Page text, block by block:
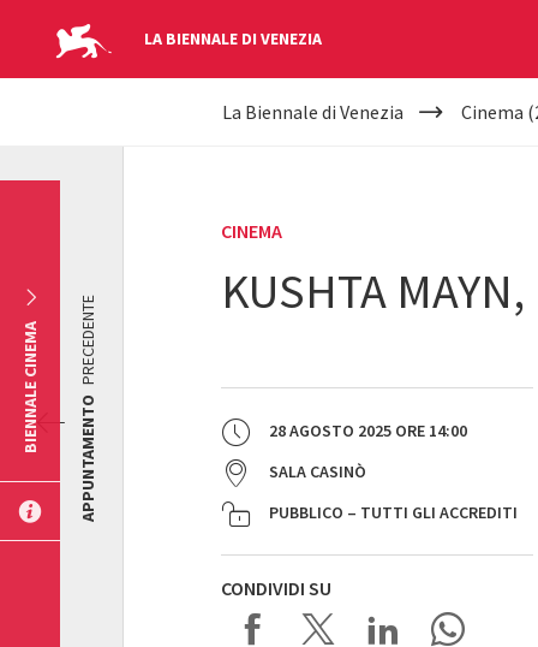
LA BIENNALE DI VENEZIA
YOUR
La Biennale di Venezia Cinema
CINEMA
KUSHTA
28 AGOSTO 2025 ORE 14:00
SALA CASINÒ
PUBBLICO – TUTTI GLI ACCREDITI
CONDIVIDI SU
APPUNTAMENTO
PRECEDENTE
BIENNALE CINEMA